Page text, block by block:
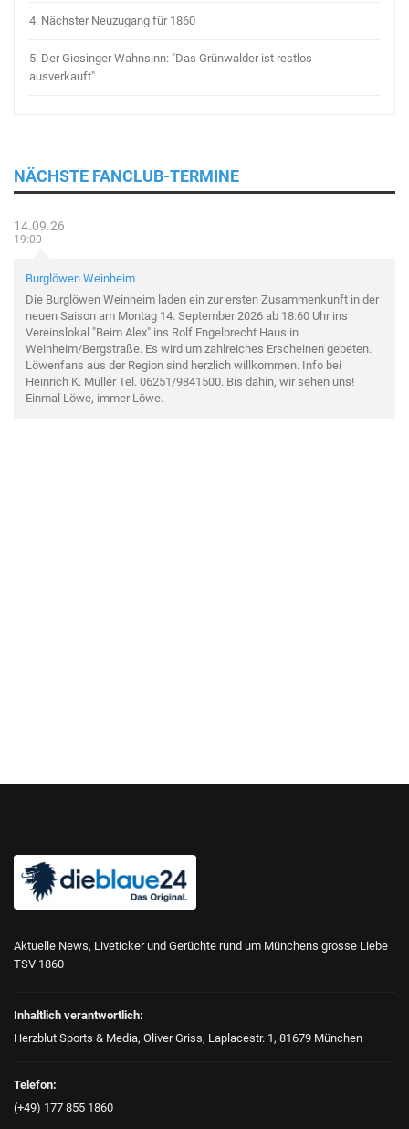
4. Nächster Neuzugang für 1860
5. Der Giesinger Wahnsinn: "Das Grünwalder ist restlos
ausverkauft"
NÄCHSTE FANCLUB-TERMINE
14.09.26
19:00
Burglöwen Weinheim
Die Burglöwen Weinheim laden ein zur ersten Zusammenkunft in der
neuen Saison am Montag 14. September 2026 ab 18:60 Uhr ins
Vereinslokal "Beim Alex" ins Rolf Engelbrecht Haus in
Weinheim/Bergstraße. Es wird um zahlreiches Erscheinen gebeten.
Löwenfans aus der Region sind herzlich willkommen. Info bei
Heinrich K. Müller Tel. 06251/9841500. Bis dahin, wir sehen uns!
Einmal Löwe, immer Löwe.
Aktuelle News, Liveticker und Gerüchte rund um Münchens grosse Liebe
TSV 1860
Inhaltlich verantwortlich:
Herzblut Sports & Media, Oliver Griss, Laplacestr. 1, 81679 München
Telefon:
(+49) 177 855 1860